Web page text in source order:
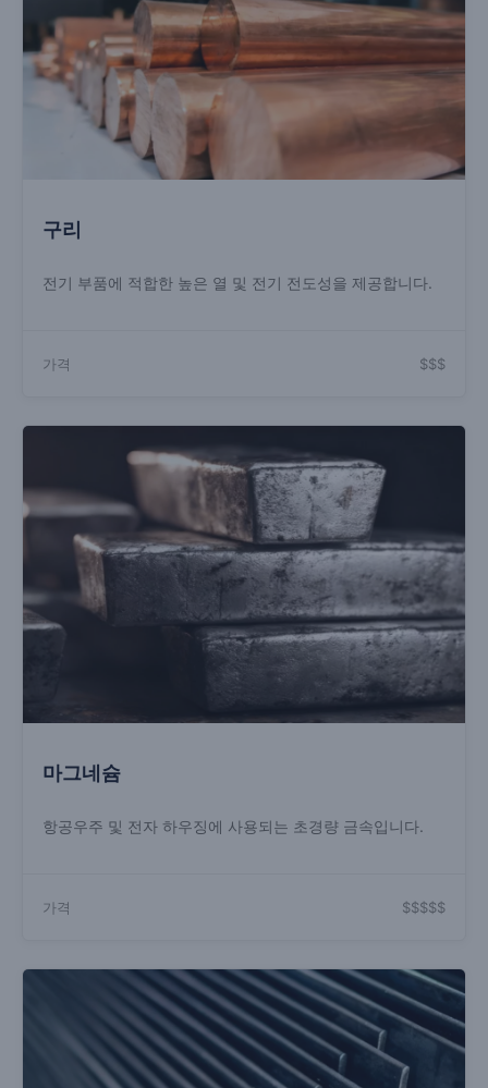
구리
전기 부품에 적합한 높은 열 및 전기 전도성을 제공합니다.
가격 $$$
마그네슘
항공우주 및 전자 하우징에 사용되는 초경량 금속입니다.
가격 $$$$$